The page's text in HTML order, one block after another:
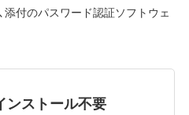
添付のパスワード認証ソフトウェ
ンストール不要